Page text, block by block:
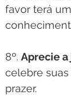
favor terá
8º. Aprecie a
celebre
prazer.